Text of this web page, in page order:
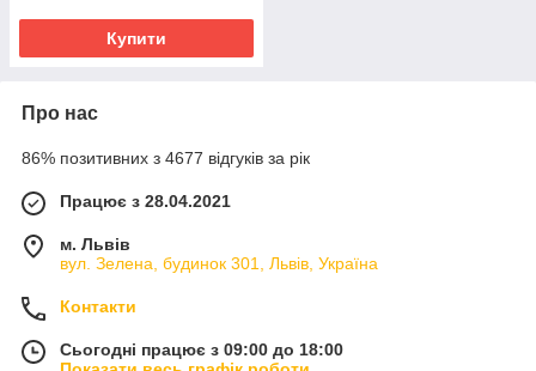
Купити
Про нас
86% позитивних з 4677 відгуків за рік
Працює з 28.04.2021
м. Львів
вул. Зелена, будинок 301, Львів, Україна
Контакти
Сьогодні працює з 09:00 до 18:00